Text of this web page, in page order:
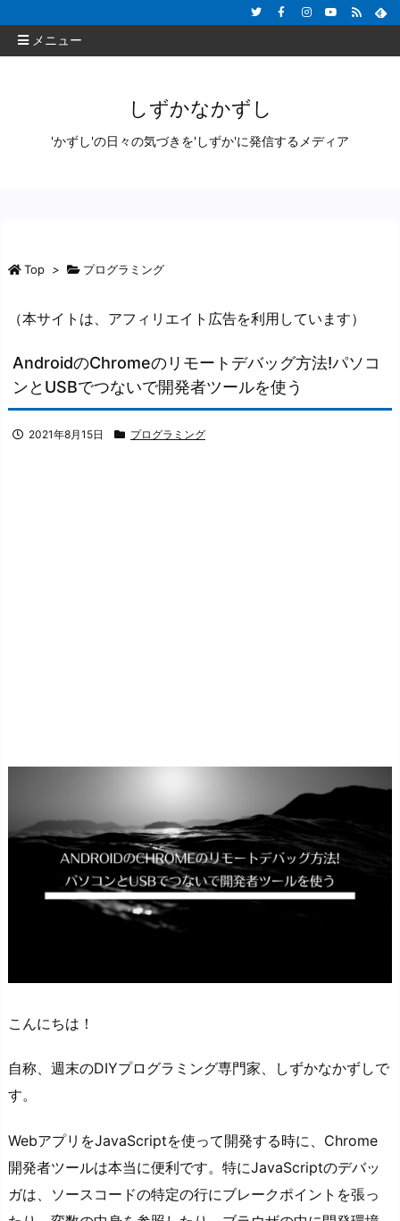
メニュー
しずかなかずし
'かずし'の日々の気づきを'しずか'に発信するメディア
Top > プログラミング
（本サイトは、アフィリエイト広告を利用しています）
AndroidのChromeのリモートデバッグ方法!パソコ
ンとUSBでつないで開発者ツールを使う
2021年8月15日 プログラミング
こんにちは！
自称、週末のDIYプログラミング専門家、しずかなかずしで
す。
WebアプリをJavaScriptを使って開発する時に、Chrome
開発者ツールは本当に便利です。特にJavaScriptのデバッ
ガは、ソースコードの特定の行にブレークポイントを張っ